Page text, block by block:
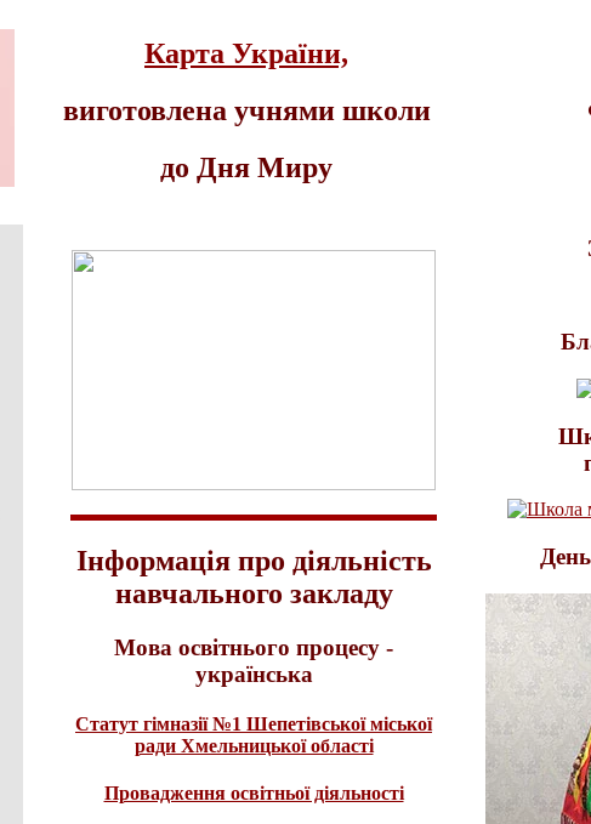
Карта України,
виготовлена учнями школи
до Дня Миру
Інформація про діяльність
навчального закладу
Мова освітнього процесу -
українська
Статут гімназії №1 Шепетівської міської
ради Хмельницької області
Провадження освітньої діяльності